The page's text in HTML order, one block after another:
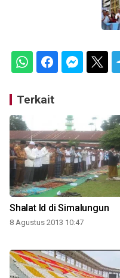
Terkait
Shalat Id di Simalungun
8 Agustus 2013 10:47